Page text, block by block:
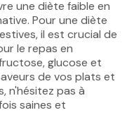
une diète faible en
Pour une diète
il est crucial de
le repas en
glucose et
de vos plats et
n'hésitez pas à
saines et